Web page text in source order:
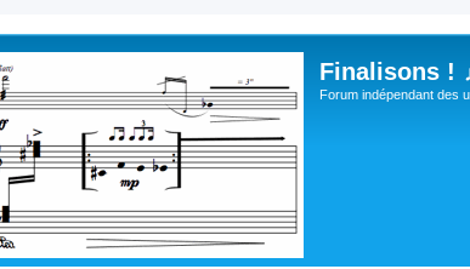
Finalisons !
Forum indépendant des